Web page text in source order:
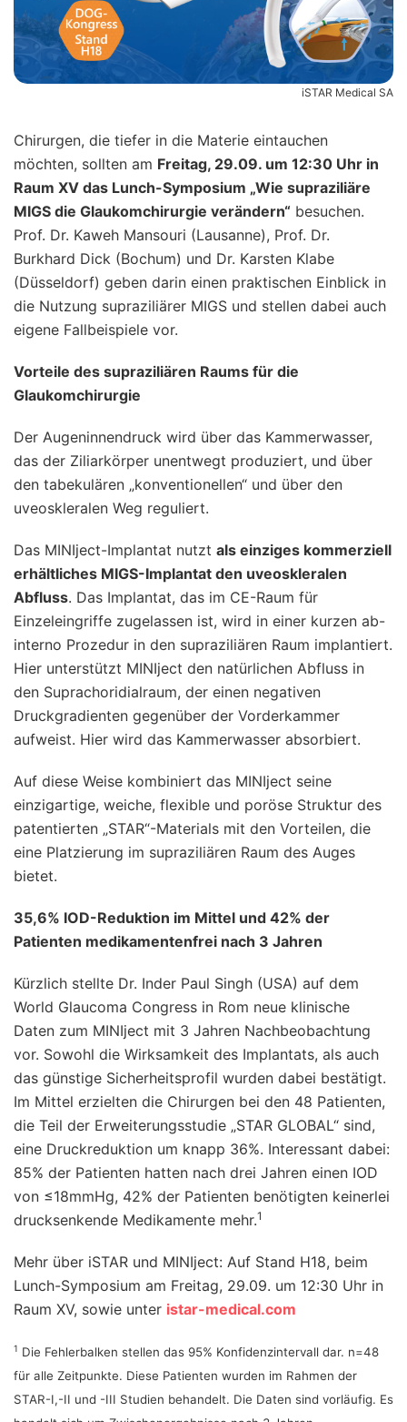
iSTAR Medical SA
Chirurgen, die tiefer in die Materie eintauchen
möchten, sollten am Freitag, 29.09. um 12:30 Uhr in
Raum XV das Lunch-Symposium „Wie supraziliäre
MIGS die Glaukomchirurgie verändern“ besuchen.
Prof. Dr. Kaweh Mansouri (Lausanne), Prof. Dr.
Burkhard Dick (Bochum) und Dr. Karsten Klabe
(Düsseldorf) geben darin einen praktischen Einblick in
die Nutzung supraziliärer MIGS und stellen dabei auch
eigene Fallbeispiele vor.
Vorteile des supraziliären Raums für die
Glaukomchirurgie
Der Augeninnendruck wird über das Kammerwasser,
das der Ziliarkörper unentwegt produziert, und über
den tabekulären „konventionellen“ und über den
uveoskleralen Weg reguliert.
Das MINIject-Implantat nutzt als einziges kommerziell
erhältliches MIGS-Implantat den uveoskleralen
Abfluss. Das Implantat, das im CE-Raum für
Einzeleingriffe zugelassen ist, wird in einer kurzen ab-
interno Prozedur in den supraziliären Raum implantiert.
Hier unterstützt MINIject den natürlichen Abfluss in
den Suprachoridialraum, der einen negativen
Druckgradienten gegenüber der Vorderkammer
aufweist. Hier wird das Kammerwasser absorbiert.
Auf diese Weise kombiniert das MINIject seine
einzigartige, weiche, flexible und poröse Struktur des
patentierten „STAR“-Materials mit den Vorteilen, die
eine Platzierung im supraziliären Raum des Auges
bietet.
35,6% IOD-Reduktion im Mittel und 42% der
Patienten medikamentenfrei nach 3 Jahren
Kürzlich stellte Dr. Inder Paul Singh (USA) auf dem
World Glaucoma Congress in Rom neue klinische
Daten zum MINIject mit 3 Jahren Nachbeobachtung
vor. Sowohl die Wirksamkeit des Implantats, als auch
das günstige Sicherheitsprofil wurden dabei bestätigt.
Im Mittel erzielten die Chirurgen bei den 48 Patienten,
die Teil der Erweiterungsstudie „STAR GLOBAL“ sind,
eine Druckreduktion um knapp 36%. Interessant dabei:
85% der Patienten hatten nach drei Jahren einen IOD
von ≤18mmHg, 42% der Patienten benötigten keinerlei
drucksenkende Medikamente mehr.1
Mehr über iSTAR und MINIject: Auf Stand H18, beim
Lunch-Symposium am Freitag, 29.09. um 12:30 Uhr in
Raum XV, sowie unter istar-medical.com
1 Die Fehlerbalken stellen das 95% Konfidenzintervall dar. n=48
für alle Zeitpunkte. Diese Patienten wurden im Rahmen der
STAR-I,-II und -III Studien behandelt. Die Daten sind vorläufig. Es